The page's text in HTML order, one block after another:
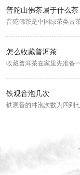
普陀山佛茶属于什么茶
怎么收藏普洱茶
铁观音泡几次